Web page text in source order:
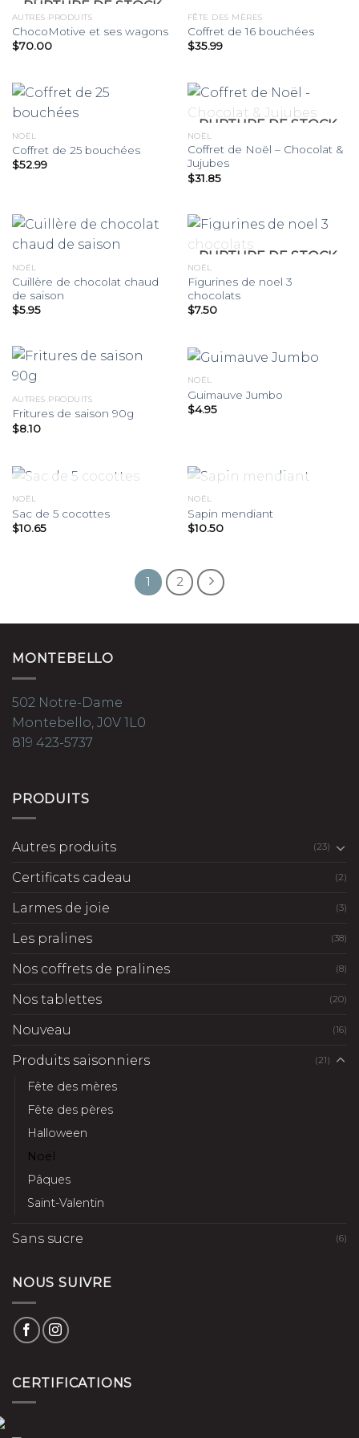
RUPTURE DE STOCK
AUTRES PRODUITS
ChocoMotive et ses wagons
$70.00
FÊTE DES MÈRES
Coffret de 16 bouchées
$35.99
NOËL
Coffret de 25 bouchées
$52.99
RUPTURE DE STOCK
NOËL
Coffret de Noël – Chocolat &
Jujubes
$31.85
NOËL
Cuillère de chocolat chaud
de saison
$5.95
RUPTURE DE STOCK
NOËL
Figurines de noel 3
chocolats
$7.50
AUTRES PRODUITS
Fritures de saison 90g
$8.10
NOËL
Guimauve Jumbo
$4.95
RUPTURE DE STOCK
NOËL
Sac de 5 cocottes
$10.65
RUPTURE DE STOCK
NOËL
Sapin mendiant
$10.50
1 2
MONTEBELLO
502 Notre-Dame
Montebello, J0V 1L0
819 423-5737
PRODUITS
Autres produits (23)
Certificats cadeau (2)
Larmes de joie (3)
Les pralines (38)
Nos coffrets de pralines (8)
Nos tablettes (20)
Nouveau (16)
Produits saisonniers (21)
Fête des mères
Fête des pères
Halloween
Noël
Pâques
Saint-Valentin
Sans sucre (6)
NOUS SUIVRE
CERTIFICATIONS